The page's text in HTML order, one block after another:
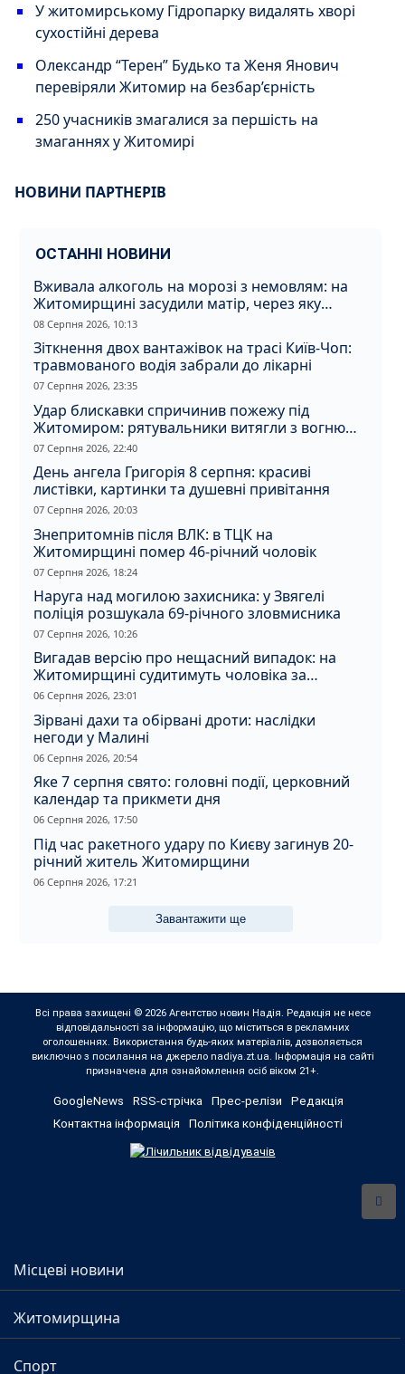
У житомирському Гідропарку видалять хворі
сухостійні дерева
Олександр “Терен” Будько та Женя Янович
перевіряли Житомир на безбар’єрність
250 учасників змагалися за першість на
змаганнях у Житомирі
НОВИНИ ПАРТНЕРІВ
ОСТАННІ НОВИНИ
Вживала алкоголь на морозі з немовлям: на
Житомирщині засудили матір, через яку
дитина отримала обмороження
08 Серпня 2026, 10:13
Зіткнення двох вантажівок на трасі Київ-Чоп:
травмованого водія забрали до лікарні
07 Серпня 2026, 23:35
Удар блискавки спричинив пожежу під
Житомиром: рятувальники витягли з вогню
кота
07 Серпня 2026, 22:40
День ангела Григорія 8 серпня: красиві
листівки, картинки та душевні привітання
07 Серпня 2026, 20:03
Знепритомнів після ВЛК: в ТЦК на
Житомирщині помер 46-річний чоловік
07 Серпня 2026, 18:24
Наруга над могилою захисника: у Звягелі
поліція розшукала 69-річного зловмисника
07 Серпня 2026, 10:26
Вигадав версію про нещасний випадок: на
Житомирщині судитимуть чоловіка за
вбивство співмешканки
06 Серпня 2026, 23:01
Зірвані дахи та обірвані дроти: наслідки
негоди у Малині
06 Серпня 2026, 20:54
Яке 7 серпня свято: головні події, церковний
календар та прикмети дня
06 Серпня 2026, 17:50
Під час ракетного удару по Києву загинув 20-
річний житель Житомирщини
06 Серпня 2026, 17:21
Завантажити ще
Всі права захищені © 2026 Агентство новин Надія. Редакція не несе
відповідальності за інформацію, що міститься в рекламних
оголошеннях. Використання будь-яких матеріалів, дозволяється
виключно з посилання на джерело nadiya.zt.ua. Інформація на сайті
призначена для ознайомлення осіб віком 21+.
GoogleNews RSS-стрічка Прес-релізи
Редакція
Контактна інформація
Політика конфіденційності
Місцеві новини
Житомирщина
Спорт